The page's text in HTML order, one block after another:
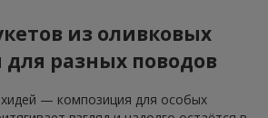
из оливковых
разных поводов
— композиция для особых